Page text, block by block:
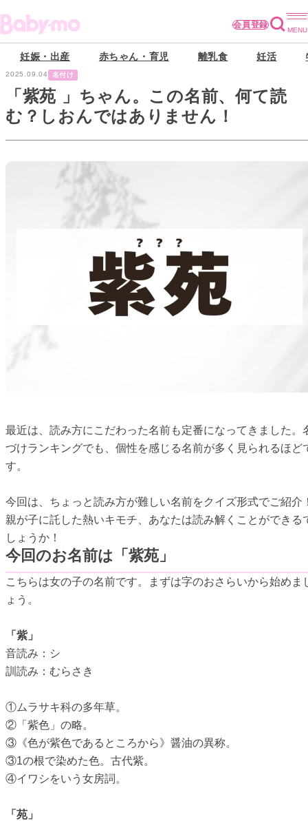
会員登録
妊娠・出産 赤ちゃん・育児 離乳食 妊活
2025.09.04 名付け
「紫苑 」ちゃん。この名前、何て読
む？しおんではありません！
最近は、読み方にこだわった名前も定番になってきました。
づけランキングでも、個性を感じる名前が多く見られるほど
す。
今回は、ちょっと読み方が難しい名前をクイズ形式でご紹介
親が子に託した熱いキモチ、あなたは読み解くことができる
しょうか！
今回のお名前は「紫苑」
こちらは女の子の名前です。まずは字のおさらいから始めま
ょう。
「紫」
音読み：シ
訓読み：むらさき
①ムラサキ科の多年草。
②「紫色」の略。
③《色が紫色であるところから》醤油の異称。
③1の根で染めた色。古代紫。
④イワシをいう女房詞。
「苑」